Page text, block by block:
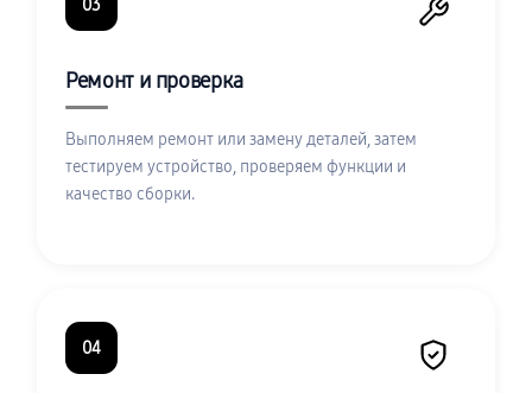
03
Ремонт и проверка
Выполняем ремонт или замену деталей, затем
тестируем устройство, проверяем функции и
качество сборки.
04